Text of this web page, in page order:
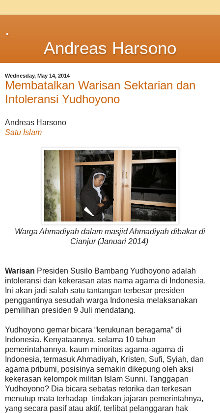
.
Andreas Harsono
Wednesday, May 14, 2014
Membatalkan Warisan Sektarian dan
Intoleransi Yudhoyono
Andreas Harsono
Satu Islam
Warga Ahmadiyah dalam masjid Ahmadiyah dibakar di
Cianjur (Januari 2014)
Warisan Presiden Susilo Bambang Yudhoyono adalah
intoleransi dan kekerasan atas nama agama di Indonesia.
Ini akan jadi salah satu tantangan terbesar presiden
penggantinya sesudah warga Indonesia melaksanakan
pemilihan presiden 9 Juli mendatang.
Yudhoyono gemar bicara “kerukunan beragama” di
Indonesia. Kenyataannya, selama 10 tahun
pemerintahannya, kaum minoritas agama-agama di
Indonesia, termasuk Ahmadiyah, Kristen, Sufi, Syiah, dan
agama pribumi, posisinya semakin dikepung oleh aksi
kekerasan kelompok militan Islam Sunni. Tanggapan
Yudhoyono? Dia bicara sebatas retorika dan terkesan
menutup mata terhadap tindakan jajaran pemerintahnya,
yang secara pasif atau aktif, terlibat pelanggaran hak